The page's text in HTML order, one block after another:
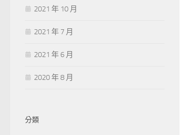
2021 年 10 月
2021 年 7 月
2021 年 6 月
2020 年 8 月
分類